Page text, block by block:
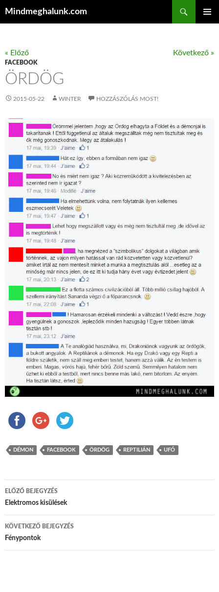
Mindmeghalunk.com
« Előző Következő »
FACEBOOK
ÖRDÖG
2015-05-22 WINTER HOZZÁSZÓLÁS MOST!
DÉMON FACEBOOK ÖRDÖG REPTILIÁN UFÓ
Bejegyzés navigáció
ELŐZŐ BEJEGYZÉS
Elektromos kisülések
KÖVETKEZŐ BEJEGYZÉS
Fénypontok